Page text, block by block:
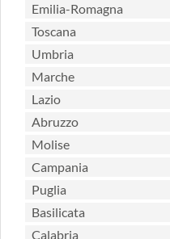
Emilia-Romagna
Toscana
Umbria
Marche
Lazio
Abruzzo
Molise
Campania
Puglia
Basilicata
Calabria